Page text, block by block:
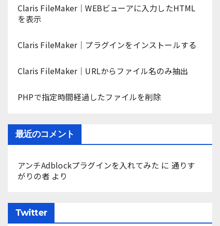
Claris FileMaker｜WEBビューアに入力したHTML
を表示
Claris FileMaker｜プラグインをインストールする
Claris FileMaker｜URLからファイル名のみ抽出
PHPで指定時間経過したファイルを削除
最近のコメント
アンチAdblockプラグインを入れてみた に 通りす
がりの者 より
Twitter